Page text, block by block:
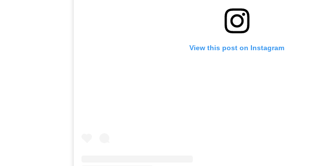
View this post on Instagram